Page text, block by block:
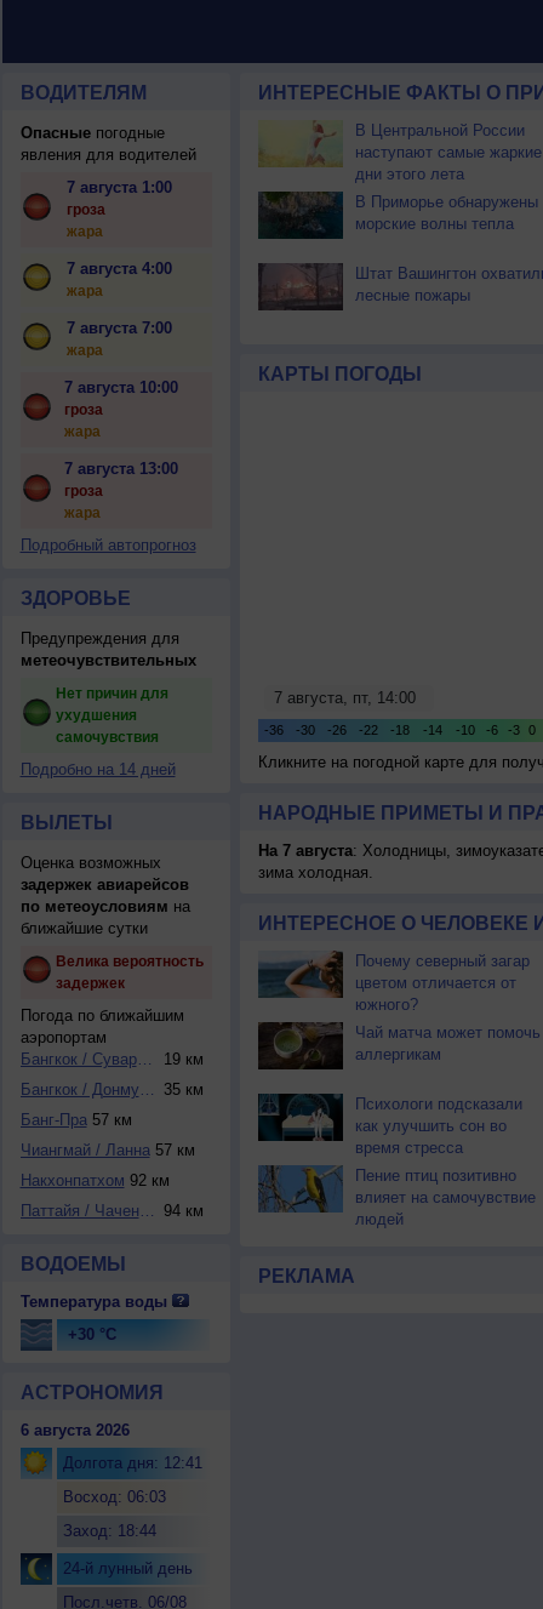
ВОДИТЕЛЯМ
Опасныепогодные
явления для водителей
7 августа 1:00
гроза
жара
7 августа 4:00
жара
7 августа 7:00
жара
7 августа 10:00
гроза
жара
7 августа 13:00
гроза
жара
Подробный автопрогноз
ЗДОРОВЬЕ
Предупреждения для
метеочувствительных
Нет причин для
ухудшения
самочувствия
Подробно на 14 дней
ВЫЛЕТЫ
Оценка возможных
задержек авиарейсов
по метеоусловиям на
ближайшие сутки
Велика вероятность
задержек
Погода по ближайшим
аэропортам
Бангкок / Суварна...
19 км
Бангкок / Донмуан...
35 км
Банг-Пра57 км
Чиангмай / Ланна57 км
Накхонпатхом 92 км
Паттайя / Чаченга... 94 км
ВОДОЕМЫ
Температура воды
+30 °C
АСТРОНОМИЯ
6 августа 2026
Долгота дня: 12:41
Восход: 06:03
Заход: 18:44
24-й лунный день
Посл.четв. 06/08
ИНТЕРЕСНЫЕ ФАКТЫ О
В Центральной России
наступают самые жаркие
дни этого лета
В Приморье обнаружены
морские волны тепла
Штат Вашингтон
лесные пожары
КАРТЫ ПОГОДЫ
Кликните на погодной карте для
НАРОДНЫЕ ПРИМЕТЫ И
На 7 августа: Холодницы,
зима холодная.
ИНТЕРЕСНОЕ О ЧЕЛОВЕКЕ
Почему северный загар
цветом отличается от
южного?
Чай матча может помочь
аллергикам
Психологи подсказали
как улучшить сон во
время стресса
Пение птиц позитивно
влияет на самочувствие
людей
РЕКЛАМА